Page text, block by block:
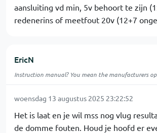
aansluiting vd min, 5v behoort te zijn
redenerins of meetfout 20v (12+7
EricN
Instruction manual? You mean the manufacturers
woensdag 13 augustus 2025 23:22:52
Het is laat en je wil mss nog vlug
de domme fouten. Houd je hoofd er